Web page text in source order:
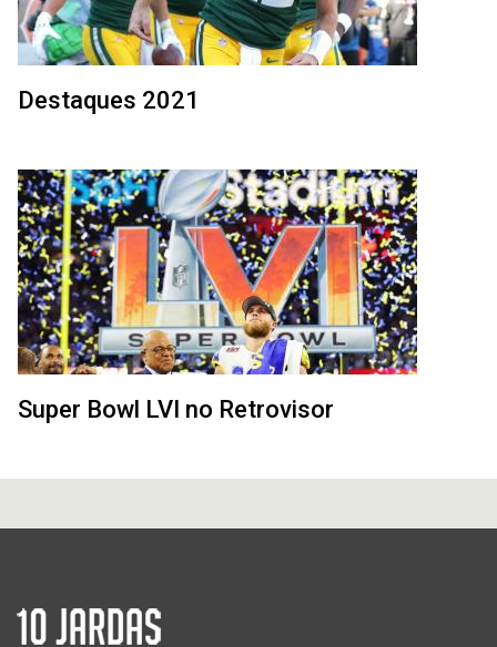
Destaques 2021
Super Bowl LVI no Retrovisor